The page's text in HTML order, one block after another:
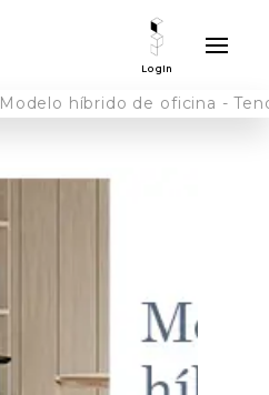
Login
Modelo híbrido de oficina -